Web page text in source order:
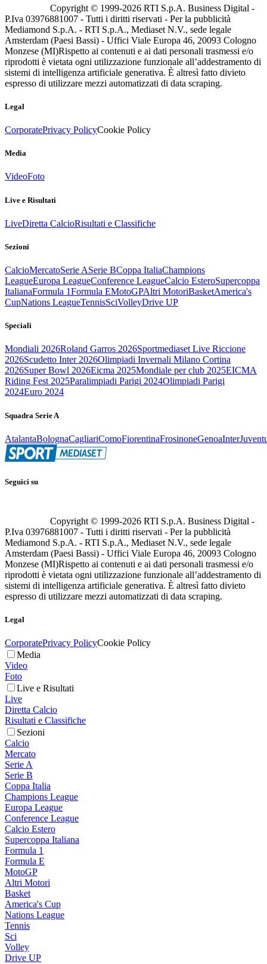
Copyright © 1999-2026 RTI S.p.A. Business Digital -
P.Iva 03976881007 - Tutti i diritti riservati - Per la pubblicità
Mediamond S.p.A. - RTI S.p.A., Mediaset N.V., sede legale
Amsterdam (Paesi Bassi) - Uffici Viale Europa 46, 20093 Cologno
Monzese (MI)Rispetto ai contenuti e ai dati personali trasmessi e/o
riprodotti è vietata ogni utilizzazione funzionale all’addestramento di
sistemi di intelligenza artificiale generativa. È altresì fatto divieto
espresso di utilizzare mezzi automatizzati di data scraping.
Legal
CorporatePrivacy PolicyCookie Policy
Media
VideoFoto
Live e Risultati
LiveDiretta CalcioRisultati e Classifiche
Sezioni
CalcioMercatoSerie ASerie BCoppa ItaliaChampions
LeagueEuropa LeagueConference LeagueCalcio EsteroSupercoppa
ItalianaFormula 1Formula EMotoGPAltri MotoriBasketAmerica's
CupNations LeagueTennisSciVolleyDrive UP
Speciali
Mondiali 2026Roland Garros 2026Sportmediaset Live Riccione
2026Scudetto Inter 2026Olimpiadi Invernali Milano Cortina
2026Super Bowl 2026Eicma 2025Mondiale per club 2025EICMA
Riding Fest 2025Paralimpiadi Parigi 2024Olimpiadi Parigi
2024Euro 2024
Squadra Serie A
AtalantaBolognaCagliariComoFiorentinaFrosinoneGenoaInter
Seguici su
Copyright © 1999-2026 RTI S.p.A. Business Digital -
P.Iva 03976881007 - Tutti i diritti riservati - Per la pubblicità
Mediamond S.p.A. - RTI S.p.A., Mediaset N.V., sede legale
Amsterdam (Paesi Bassi) - Uffici Viale Europa 46, 20093 Cologno
Monzese (MI)Rispetto ai contenuti e ai dati personali trasmessi e/o
riprodotti è vietata ogni utilizzazione funzionale all’addestramento di
sistemi di intelligenza artificiale generativa. È altresì fatto divieto
espresso di utilizzare mezzi automatizzati di data scraping.
Legal
CorporatePrivacy PolicyCookie Policy
Media
Video
Foto
Live e Risultati
Live
Diretta Calcio
Risultati e Classifiche
Sezioni
Calcio
Mercato
Serie A
Serie B
Coppa Italia
Champions League
Europa League
Conference League
Calcio Estero
Supercoppa Italiana
Formula 1
Formula E
MotoGP
Altri Motori
Basket
America's Cup
Nations League
Tennis
Sci
Volley
Drive UP